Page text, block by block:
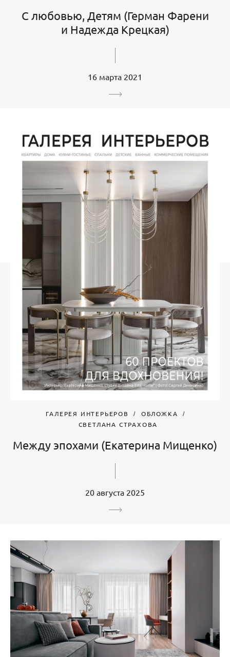
С любовью, Детям (Герман Фарени
и Надежда Крецкая)
16 марта 2021
ГАЛЕРЕЯ ИНТЕРЬЕРОВ
ОБЛОЖКА
СВЕТЛАНА СТРАХОВА
Между эпохами (Екатерина Мищенко)
20 августа 2025